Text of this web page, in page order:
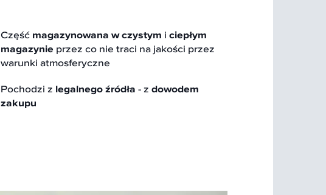
Część magazynowana w czystym i ciepłym
magazynieprzez co nie traci na jakości przez
warunki atmosferyczne
Pochodzi z legalnego źródła - z dowodem
zakupu